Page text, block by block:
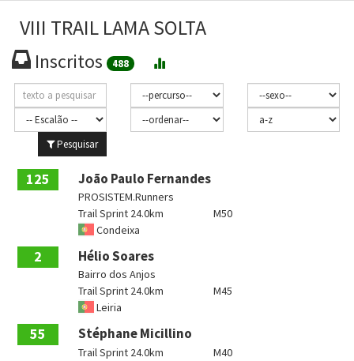
VIII TRAIL LAMA SOLTA
Inscritos 488
Pesquisar
125 João Paulo Fernandes
PROSISTEM.Runners
Trail Sprint 24.0km
M50
Condeixa
2 Hélio Soares
Bairro dos Anjos
Trail Sprint 24.0km
M45
Leiria
55 Stéphane Micillino
Trail Sprint 24.0km
M40